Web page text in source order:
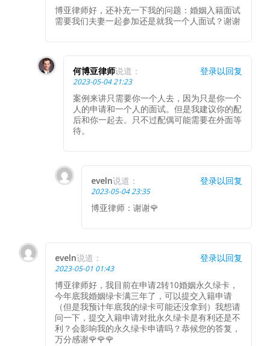
博亚律师好，还补充一下我的问题：婚姻入籍面试
需要我们夫妻一起参加还是就我一个人面试？谢谢
何博亚律师说道：
2023-05-04 21:23
案例来讲只需要你一个人去，因为只是你一个
人的申请和一个人的面试。但是我建议你的配
后和你一起去。只不过配偶可能需要在外面等
待。
登录以回复
eveln说道：
2023-05-04 23:35
博亚律师：谢谢🌹
登录以回复
eveln说道：
2023-05-01 01:43
博亚律师好，我目前在申请2转10婚姻永久绿卡，
今年底我婚姻绿卡满三年了，可以提交入籍申请
（但是我预计年底我的绿卡可能还没拿到）我想请
问一下，提交入籍申请对批永久绿卡是有利还是不
利？会影响我的永久绿卡申请吗？恭候您的答复，
万分感谢🌹🌹🌹
登录以回复